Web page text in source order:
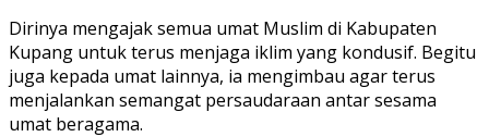
Dirinya mengajak semua umat Muslim di Kabupaten
Kupang untuk terus menjaga iklim yang kondusif. Begitu
juga kepada umat lainnya, ia mengimbau agar terus
menjalankan semangat persaudaraan antar sesama
umat beragama.